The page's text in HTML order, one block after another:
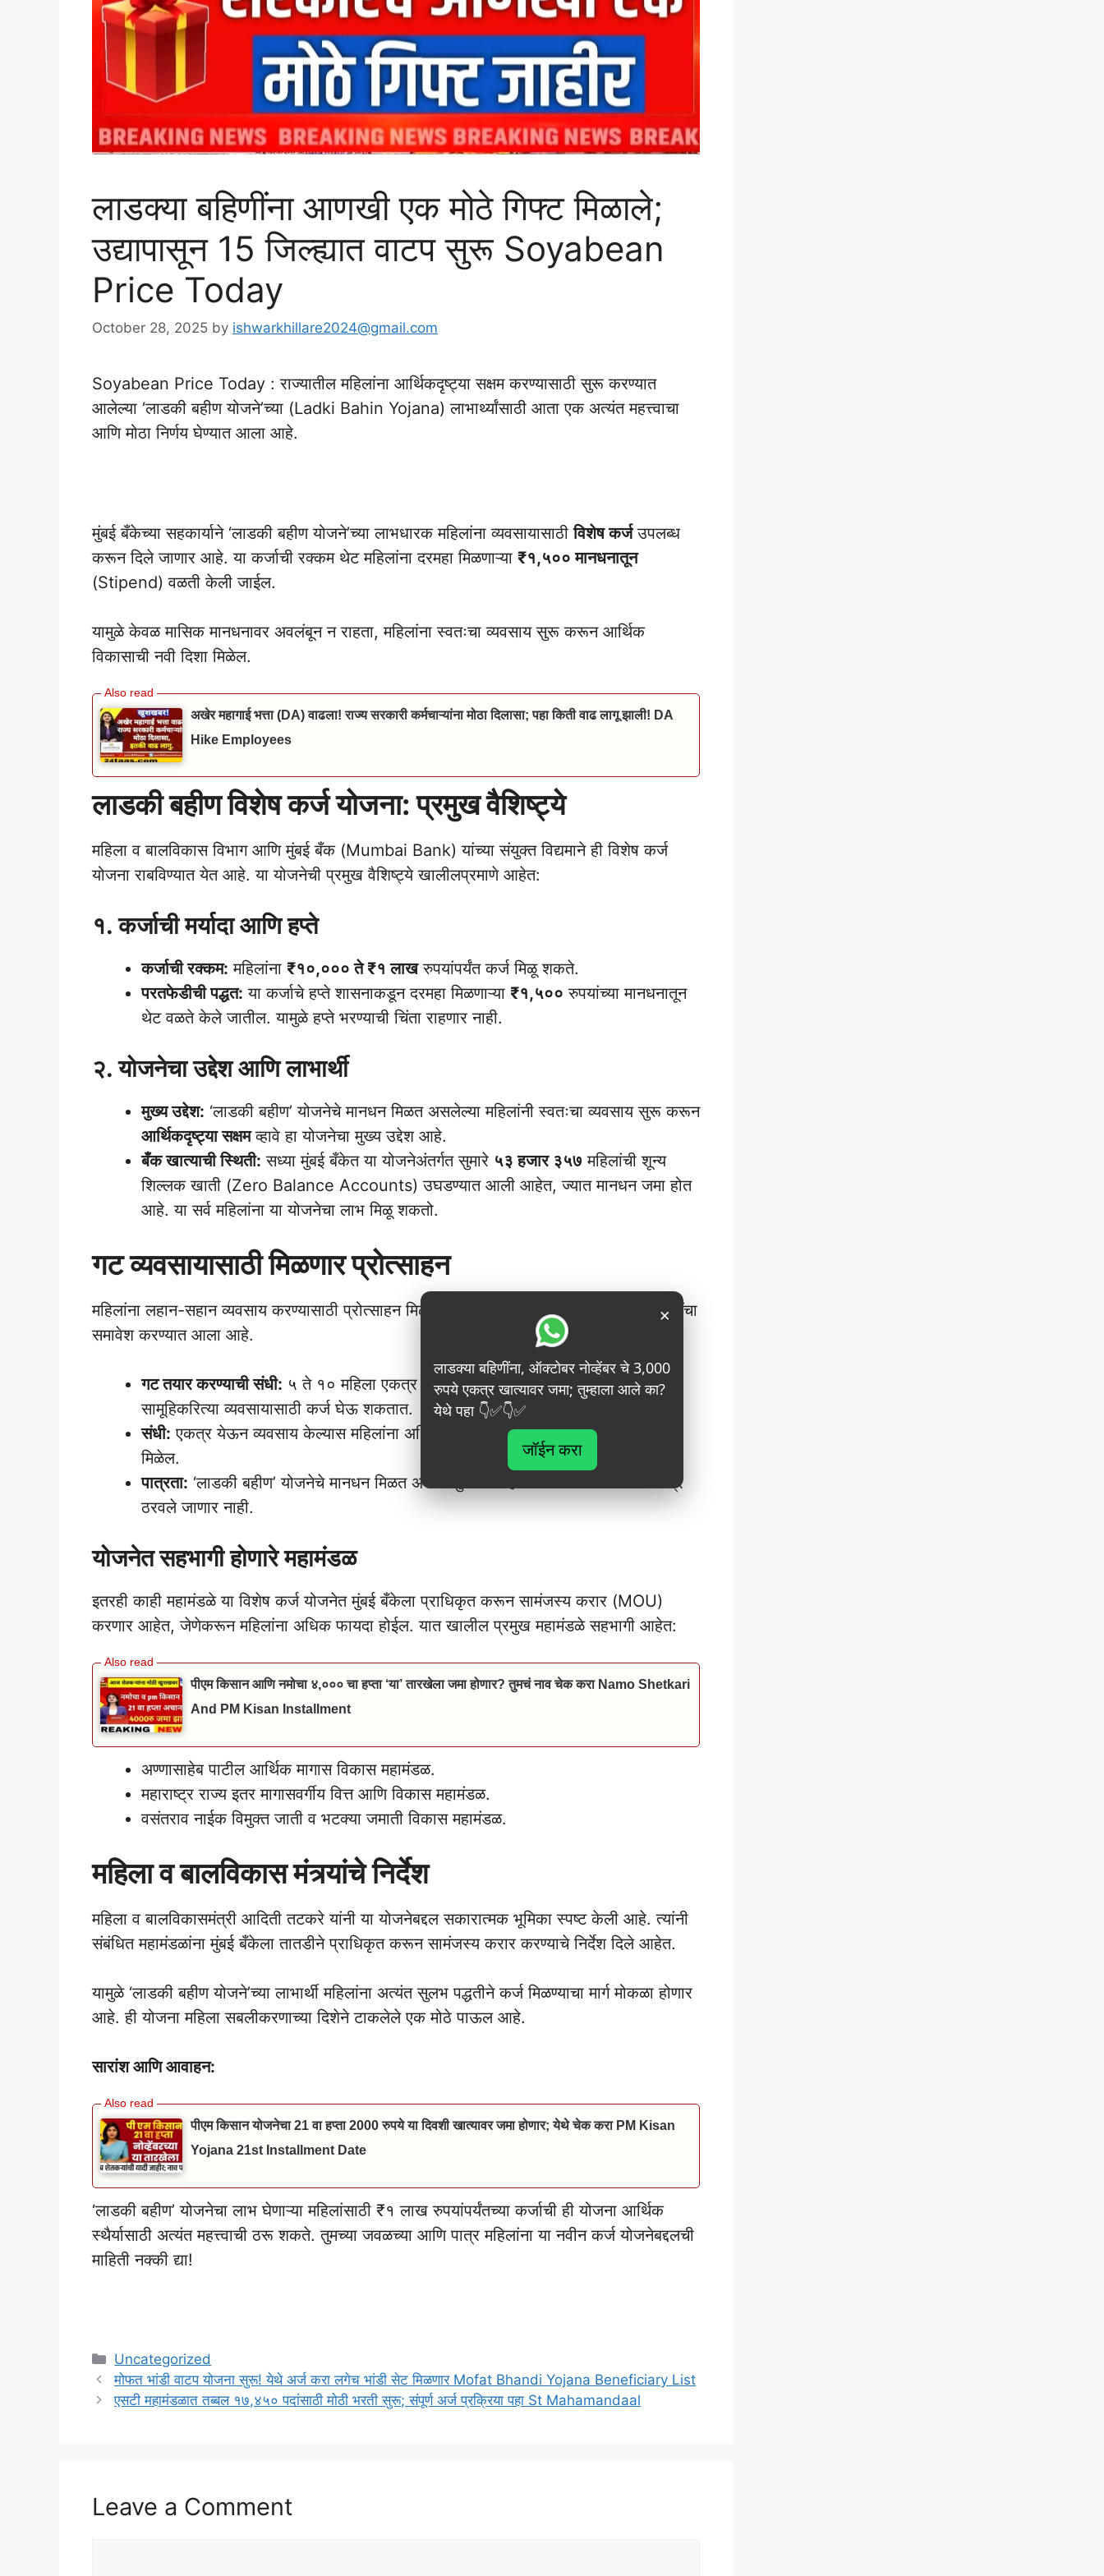
लाडक्या बहिणींना आणखी एक मोठे गिफ्ट मिळाले;
उद्यापासून 15 जिल्ह्यात वाटप सुरू Soyabean
Price Today
October 28, 2025 by ishwarkhillare2024@gmail.com
Soyabean Price Today : राज्यातील महिलांना आर्थिकदृष्ट्या सक्षम करण्यासाठी सुरू करण्यात
आलेल्या ‘लाडकी बहीण योजने’च्या (Ladki Bahin Yojana) लाभार्थ्यांसाठी आता एक अत्यंत महत्त्वाचा
आणि मोठा निर्णय घेण्यात आला आहे.
मुंबई बँकेच्या सहकार्याने ‘लाडकी बहीण योजने’च्या लाभधारक महिलांना व्यवसायासाठीविशेष कर्जउपलब्ध
करून दिले जाणार आहे. या कर्जाची रक्कम थेट महिलांना दरमहा मिळणाऱ्या ₹१,५०० मानधनातून
(Stipend) वळती केली जाईल.
यामुळे केवळ मासिक मानधनावर अवलंबून न राहता, महिलांना स्वतःचा व्यवसाय सुरू करून आर्थिक
विकासाची नवी दिशा मिळेल.
अखेर महागाई भत्ता (DA) वाढला! राज्य सरकारी कर्मचाऱ्यांना मोठा दिलासा; पहा किती वाढ लागू झाली! DA
Hike Employees
लाडकी बहीण विशेष कर्ज योजना: प्रमुख वैशिष्ट्ये
महिला व बालविकास विभाग आणि मुंबई बँक (Mumbai Bank) यांच्या संयुक्त विद्यमाने ही विशेष कर्ज
योजना राबविण्यात येत आहे. या योजनेची प्रमुख वैशिष्ट्ये खालीलप्रमाणे आहेत:
१. कर्जाची मर्यादा आणि हप्ते
कर्जाची रक्कम: महिलांना ₹१०,००० ते ₹१ लाखरुपयांपर्यंत कर्ज मिळू शकते.
परतफेडीची पद्धत: या कर्जाचे हप्ते शासनाकडून दरमहा मिळणाऱ्या ₹१,५०० रुपयांच्या मानधनातून
थेट वळते केले जातील. यामुळे हप्ते भरण्याची चिंता राहणार नाही.
२. योजनेचा उद्देश आणि लाभार्थी
मुख्य उद्देश: ‘लाडकी बहीण’ योजनेचे मानधन मिळत असलेल्या महिलांनी स्वतःचा व्यवसाय सुरू करून
आर्थिकदृष्ट्या सक्षमव्हावे हा योजनेचा मुख्य उद्देश आहे.
बँक खात्याची स्थिती: सध्या मुंबई बँकेत या योजनेअंतर्गत सुमारे ५३ हजार ३५७ महिलांची शून्य
शिल्लक खाती (Zero Balance Accounts) उघडण्यात आली आहेत, ज्यात मानधन जमा होत
आहे. या सर्व महिलांना या योजनेचा लाभ मिळू शकतो.
गट व्यवसायासाठी मिळणार प्रोत्साहन
महिलांना लहान-सहान व्यवसाय करण्यासाठी प्रोत्साहन मिळावे, यासाठी या योजनेत गट व्यवसायाच्या संधींचा
समावेश करण्यात आला आहे.
गट तयार करण्याची संधी: ५ ते १० महिला एकत्र येऊन एक गट तयार करू शकतात आणि
सामूहिकरित्या व्यवसायासाठी कर्ज घेऊ शकतात.
संधी: एकत्र येऊन व्यवसाय केल्यास महिलांना अधिक मोठे आणि चांगले उत्पन्न मिळवण्याची संधी
मिळेल.
पात्रता: ‘लाडकी बहीण’ योजनेचे मानधन मिळत असल्यामुळे या महिलांना या कर्ज योजनेत अपात्र
ठरवले जाणार नाही.
योजनेत सहभागी होणारे महामंडळ
इतरही काही महामंडळे या विशेष कर्ज योजनेत मुंबई बँकेला प्राधिकृत करून सामंजस्य करार (MOU)
करणार आहेत, जेणेकरून महिलांना अधिक फायदा होईल. यात खालील प्रमुख महामंडळे सहभागी आहेत:
पीएम किसान आणि नमोचा ४,००० चा हप्ता ‘या’ तारखेला जमा होणार? तुमचं नाव चेक करा Namo Shetkari
And PM Kisan Installment
अण्णासाहेब पाटील आर्थिक मागास विकास महामंडळ.
महाराष्ट्र राज्य इतर मागासवर्गीय वित्त आणि विकास महामंडळ.
वसंतराव नाईक विमुक्त जाती व भटक्या जमाती विकास महामंडळ.
महिला व बालविकास मंत्र्यांचे निर्देश
महिला व बालविकासमंत्री आदिती तटकरे यांनी या योजनेबद्दल सकारात्मक भूमिका स्पष्ट केली आहे. त्यांनी
संबंधित महामंडळांना मुंबई बँकेला तातडीने प्राधिकृत करून सामंजस्य करार करण्याचे निर्देश दिले आहेत.
यामुळे ‘लाडकी बहीण योजने’च्या लाभार्थी महिलांना अत्यंत सुलभ पद्धतीने कर्ज मिळण्याचा मार्ग मोकळा होणार
आहे. ही योजना महिला सबलीकरणाच्या दिशेने टाकलेले एक मोठे पाऊल आहे.
सारांश आणि आवाहन:
पीएम किसान योजनेचा 21 वा हप्ता 2000 रुपये या दिवशी खात्यावर जमा होणार; येथे चेक करा PM Kisan
Yojana 21st Installment Date
‘लाडकी बहीण’ योजनेचा लाभ घेणाऱ्या महिलांसाठी ₹१ लाख रुपयांपर्यंतच्या कर्जाची ही योजना आर्थिक
स्थैर्यासाठी अत्यंत महत्त्वाची ठरू शकते. तुमच्या जवळच्या आणि पात्र महिलांना या नवीन कर्ज योजनेबद्दलची
माहिती नक्की द्या!
Categories
Uncategorized
मोफत भांडी वाटप योजना सुरू! येथे अर्ज करा लगेच भांडी सेट मिळणार Mofat Bhandi Yojana Beneficiary List
एसटी महामंडळात तब्बल १७,४५० पदांसाठी मोठी भरती सुरू; संपूर्ण अर्ज प्रक्रिया पहा St Mahamandaal
Leave a Comment
×
लाडक्या बहिणींना, ऑक्टोबर नोव्हेंबर चे 3,000
रुपये एकत्र खात्यावर जमा; तुम्हाला आले का?
येथे पहा 👇✅👇✅
जॉईन करा